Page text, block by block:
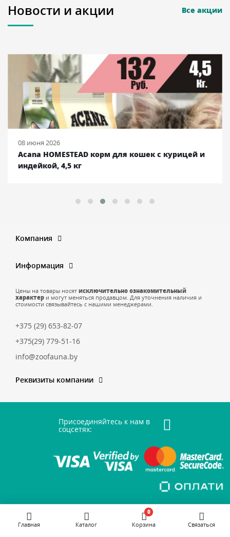
Новости и акции Все акции
08 июня 2026
Acana HOMESTEAD корм для кошек с курицей и
индейкой, 4,5 кг
Компания
Информация
Цены на товары носят исключительно ознакомительный
характер и могут меняться продавцом. Для уточнения наличия и
стоимости связывайтесь с нашими менеджерами.
+375 (29) 653-82-07
+375(29) 779-51-16
info@zoofauna.by
Реквизиты компании
Присоединяйтесь к нам в
соцсетях:
Главная Каталог Корзина
0
Связаться